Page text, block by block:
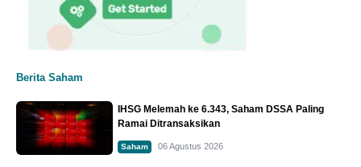
Berita Saham
IHSG Melemah ke 6.343, Saham DSSA Paling
Ramai Ditransaksikan
Saham 06 Agustus 2026